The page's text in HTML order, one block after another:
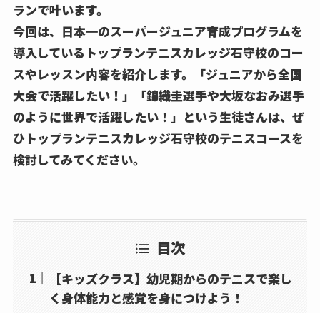
ランで叶います。
今回は、日本一のスーパージュニア育成プログラムを
導入しているトップランテニスカレッジ石守校のコー
スやレッスン内容を紹介します。「ジュニアから全国
大会で活躍したい！」「錦織圭選手や大坂なおみ選手
のように世界で活躍したい！」という生徒さんは、ぜ
ひトップランテニスカレッジ石守校のテニスコースを
検討してみてください。
目次
【キッズクラス】幼児期からのテニスで楽し
く身体能力と感覚を身につけよう！